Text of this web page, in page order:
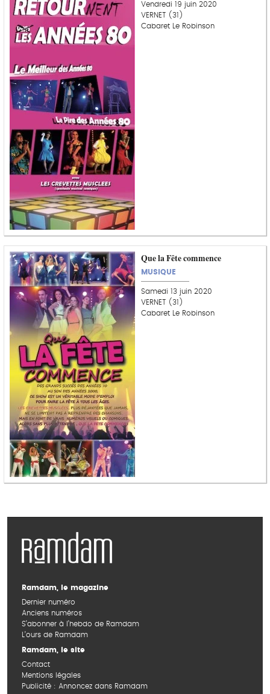
Vendredi 19 juin 2020
VERNET (31)
Cabaret Le Robinson
Que la Fête commence
MUSIQUE
Samedi 13 juin 2020
VERNET (31)
Cabaret Le Robinson
Ramdam, le magazine
Dernier numéro
Anciens numéros
S’abonner à l’hebdo de Ramdam
L’ours de Ramdam
Ramdam, le site
Contact
Mentions légales
Publicité : Annoncez dans Ramdam